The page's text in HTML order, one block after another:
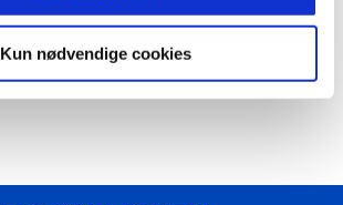
Kun nødvendige cookies